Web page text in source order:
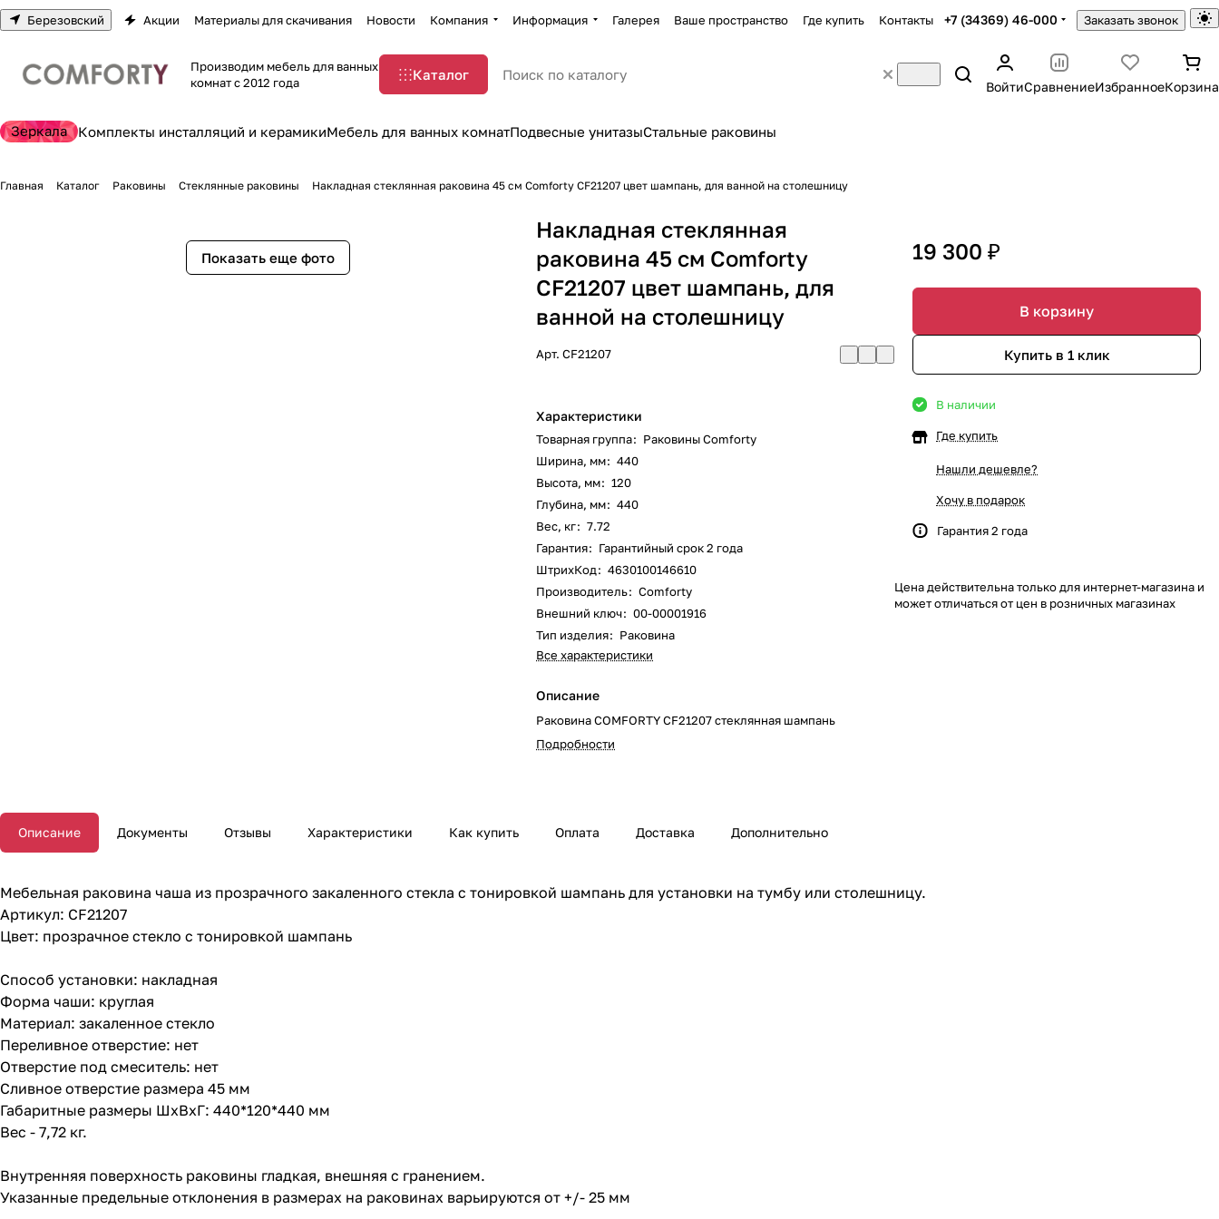
Березовский Акции Материалы для скачивания Новости Компания Информация Галерея Ваше пространство Где купить Контакты +7 (34369) 46-000 Заказать звонок
Производим мебель для ванных
комнат с 2012 года
Каталог
ВойтиСравнениеИзбранноеКорзина
Зеркала Комплекты инсталляций и керамикиМебель для ванных комнатПодвесные унитазыСтальные раковины
Главная Каталог Раковины Стеклянные раковины Накладная стеклянная раковина 45 см Comforty CF21207 цвет шампань, для ванной на столешницу
Показать еще фото
Накладная стеклянная
раковина 45 см Comforty
CF21207 цвет шампань, для
ванной на столешницу
Арт.CF21207
Характеристики
Товарная группа: Раковины Comforty
Ширина, мм: 440
Высота, мм: 120
Глубина, мм: 440
Вес, кг: 7.72
Гарантия: Гарантийный срок 2 года
ШтрихКод: 4630100146610
Производитель: Comforty
Внешний ключ: 00-00001916
Тип изделия: Раковина
Все характеристики
Описание
Раковина COMFORTY CF21207 стеклянная шампань
Подробности
19 300 ₽
В корзину
Купить в 1 клик
В наличии
Где купить
Нашли дешевле?
Хочу в подарок
Гарантия 2 года
Цена действительна только для интернет-магазина и
может отличаться от цен в розничных магазинах
Описание Документы Отзывы Характеристики Как купить Оплата Доставка Дополнительно
Мебельная раковина чаша из прозрачного закаленного стекла с тонировкой шампань для установки на тумбу или столешницу.
Артикул: CF21207
Цвет: прозрачное стекло с тонировкой шампань
Способ установки: накладная
Форма чаши: круглая
Материал: закаленное стекло
Переливное отверстие: нет
Отверстие под смеситель: нет
Сливное отверстие размера 45 мм
Габаритные размеры ШхВхГ: 440*120*440 мм
Вес - 7,72 кг.
Внутренняя поверхность раковины гладкая, внешняя c гранением.
Указанные предельные отклонения в размерах на раковинах варьируются от +/- 25 мм